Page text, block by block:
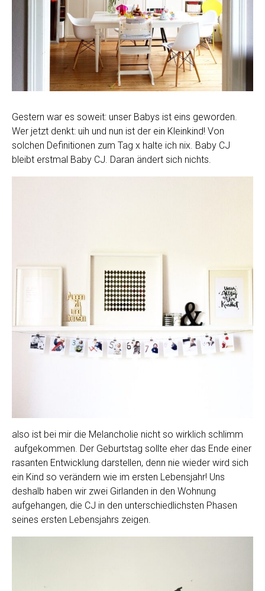
Gestern war es soweit: unser Babys ist eins geworden.
Wer jetzt denkt: uih und nun ist der ein Kleinkind! Von
solchen Definitionen zum Tag x halte ich nix. Baby CJ
bleibt erstmal Baby CJ. Daran ändert sich nichts.
also ist bei mir die Melancholie nicht so wirklich schlimm
aufgekommen. Der Geburtstag sollte eher das Ende einer
rasanten Entwicklung darstellen, denn nie wieder wird sich
ein Kind so verändern wie im ersten Lebensjahr! Uns
deshalb haben wir zwei Girlanden in den Wohnung
aufgehangen, die CJ in den unterschiedlichsten Phasen
seines ersten Lebensjahrs zeigen.